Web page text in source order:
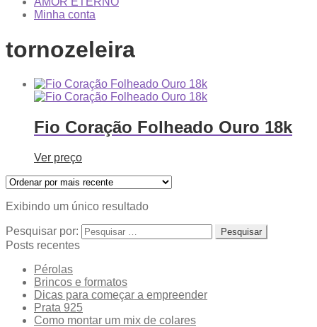
Minha conta
tornozeleira
Fio Coração Folheado Ouro 18k
Ver preço
Exibindo um único resultado
Pesquisar por:
Posts recentes
Pérolas
Brincos e formatos
Dicas para começar a empreender
Prata 925
Como montar um mix de colares